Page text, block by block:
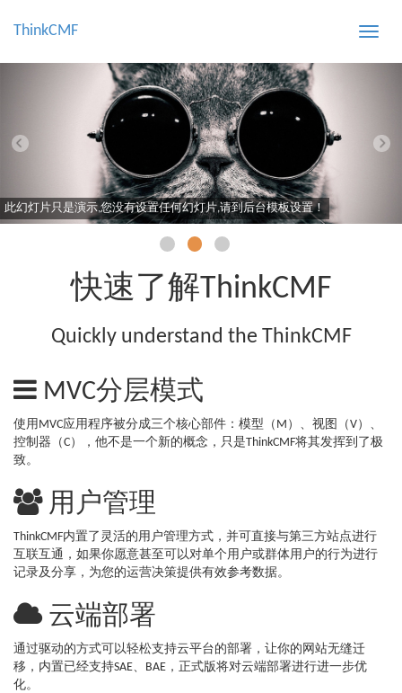
Toggle
ThinkCMF
此幻灯片只是演示,您没有设置任何幻灯片,请到后台模板设置！
快速了解ThinkCMF
Quickly understand the ThinkCMF
MVC分层模式
使用MVC应用程序被分成三个核心部件：模型（M）、视图（V）、
控制器（C），他不是一个新的概念，只是ThinkCMF将其发挥到了极
致。
用户管理
ThinkCMF内置了灵活的用户管理方式，并可直接与第三方站点进行
互联互通，如果你愿意甚至可以对单个用户或群体用户的行为进行
记录及分享，为您的运营决策提供有效参考数据。
云端部署
通过驱动的方式可以轻松支持云平台的部署，让你的网站无缝迁
移，内置已经支持SAE、BAE，正式版将对云端部署进行进一步优
化。